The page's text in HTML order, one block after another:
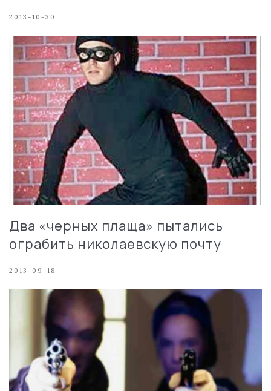
2013-10-30
Два «черных плаща» пытались
ограбить николаевскую почту
2013-09-18